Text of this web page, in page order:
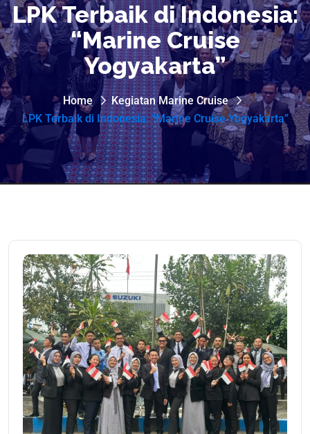
LPK Terbaik di Indonesia:
“Marine Cruise
Yogyakarta”
Home
Kegiatan Marine Cruise
LPK Terbaik di Indonesia: “Marine Cruise Yogyakarta”